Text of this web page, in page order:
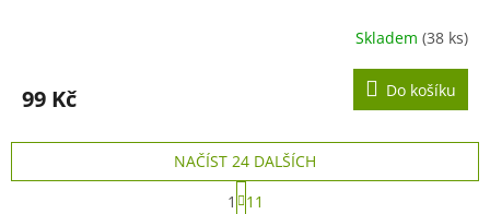
Skladem (38 ks)
99 Kč Do košíku
NAČÍST 24 DALŠÍCH
S
t
1
11